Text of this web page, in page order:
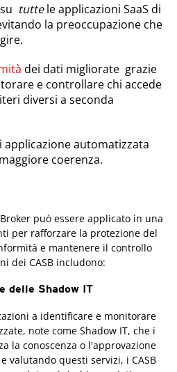
tuttele applicazioni SaaS di
la preoccupazione che
dei dati migliorate grazie
e controllare chi accede
diversi a seconda
automatizzata
coerenza.
può essere applicato in una
per rafforzare la protezione del
e mantenere il controllo
dei CASB includono:
delle Shadow IT
a identificare e monitorare
note come Shadow IT, che i
la conoscenza o l'approvazione
valutando questi servizi, i CASB